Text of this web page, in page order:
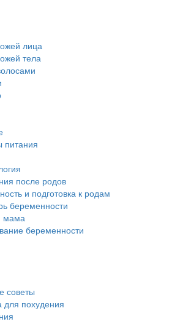
лица
тела
питания
после родов
и подготовка к родам
беременности
мама
беременности
советы
для похудения